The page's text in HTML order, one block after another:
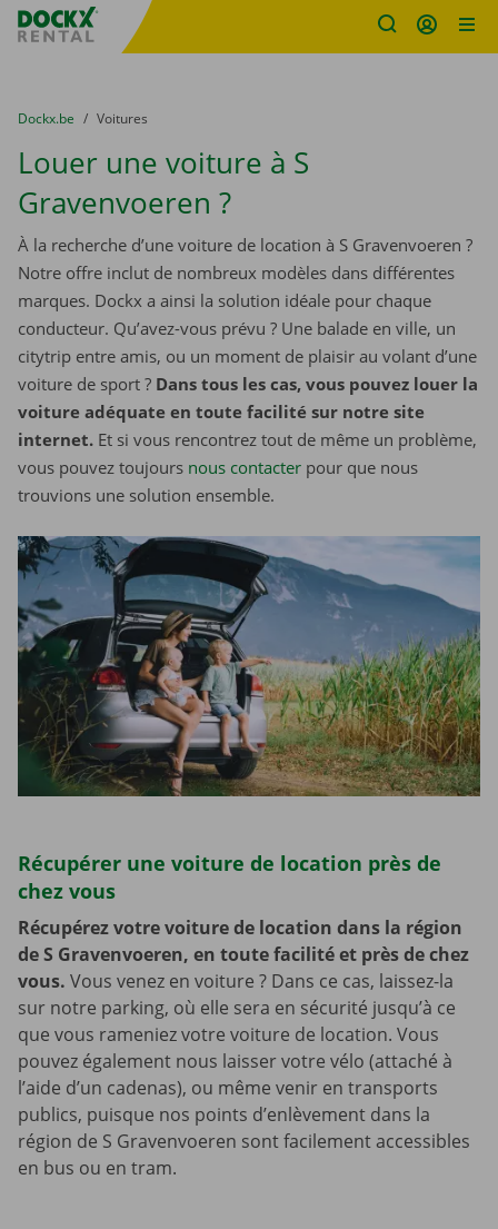
sitename
You are here:
du
Dockx.be to
Voitures
Louer une voiture à S
Gravenvoeren ?
À la recherche d’une voiture de location à S Gravenvoeren ?
Notre offre inclut de nombreux modèles dans différentes
marques. Dockx a ainsi la solution idéale pour chaque
conducteur. Qu’avez-vous prévu ? Une balade en ville, un
citytrip entre amis, ou un moment de plaisir au volant d’une
voiture de sport ? Dans tous les cas, vous pouvez louer la
voiture adéquate en toute facilité sur notre site
internet. Et si vous rencontrez tout de même un problème,
vous pouvez toujours nous contacter pour que nous
trouvions une solution ensemble.
Récupérer une voiture de location près de
chez vous
Récupérez votre voiture de location dans la région
de S Gravenvoeren, en toute facilité et près de chez
vous. Vous venez en voiture ? Dans ce cas, laissez-la
sur notre parking, où elle sera en sécurité jusqu’à ce
que vous rameniez votre voiture de location. Vous
pouvez également nous laisser votre vélo (attaché à
l’aide d’un cadenas), ou même venir en transports
publics, puisque nos points d’enlèvement dans la
région de S Gravenvoeren sont facilement accessibles
en bus ou en tram.